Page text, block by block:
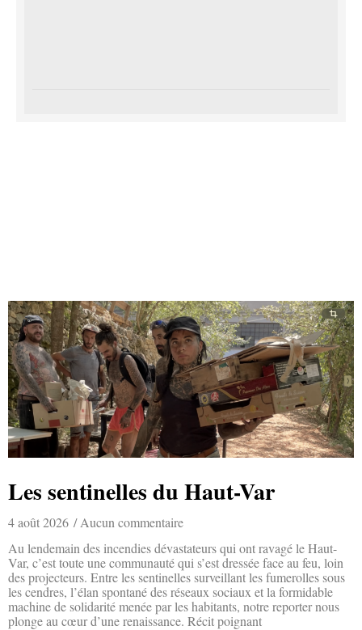
Les sentinelles du Haut-Var
4 août 2026
Aucun commentaire
Au lendemain des incendies dévastateurs qui ont ravagé le Haut-
Var, c’est toute une communauté qui s’est dressée face au feu, loin
des projecteurs. Entre les sentinelles surveillant les fumerolles sous
les cendres, l’élan spontané des réseaux sociaux et la formidable
machine de solidarité menée par les habitants, notre reporter nous
plonge au cœur d’une renaissance. Récit poignant